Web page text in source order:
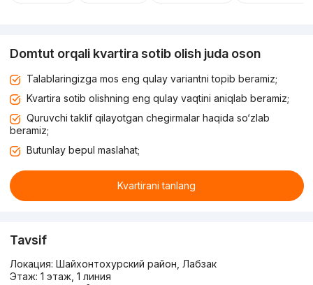
Domtut orqali kvartira sotib olish juda oson
Talablaringizga mos eng qulay variantni topib beramiz;
Kvartira sotib olishning eng qulay vaqtini aniqlab beramiz;
Quruvchi taklif qilayotgan chegirmalar haqida so‘zlab
beramiz;
Butunlay bepul maslahat;
Kvartirani tanlang
Tavsif
Локация: Шайхонтохурский район, Лабзак
Этаж: 1 этаж, 1 линия